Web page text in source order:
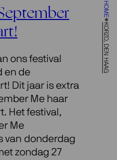
HOME
KORZO, DEN HAAG
ons festival
en de
Dit jaar is extra
Me haar
Het festival,
Me
van donderdag
zondag 27